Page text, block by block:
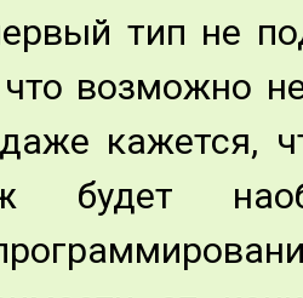
тип не
что возможно
кажется,
будет